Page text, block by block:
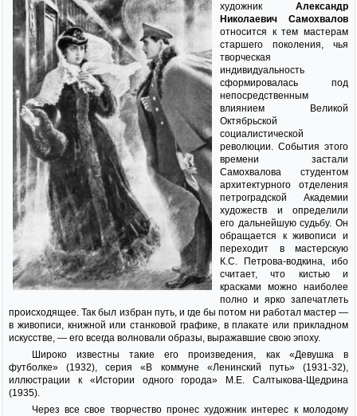
художник Александр
Николаевич Самохвалов
относится к тем мастерам
старшего поколения, чья
творческая
индивидуальность
сформировалась под
непосредственным
влиянием Великой
Октябрьской
социалистической
революции. События этого
времени застали
Самохвалова студентом
архитектурного отделения
петроградской Академии
художеств и определили
его дальнейшую судьбу. Он
обращается к живописи и
переходит в мастерскую
К.С. Петрова-водкина, ибо
считает, что кистью и
красками можно наиболее
полно и ярко запечатлеть
происходящее. Так был избран путь, и где бы потом ни работал мастер —
в живописи, книжной или станковой графике, в плакате или прикладном
искусстве, — его всегда волновали образы, выражавшие свою эпоху.
Широко известны такие его произведения, как «Девушка в
футболке» (1932), серия «В коммуне «Ленинский путь» (1931-32),
иллюстрации к «Истории одного города» М.Е. Салтыкова-Щедрина
(1935).
Через все свое творчество пронес художник интерес к молодому